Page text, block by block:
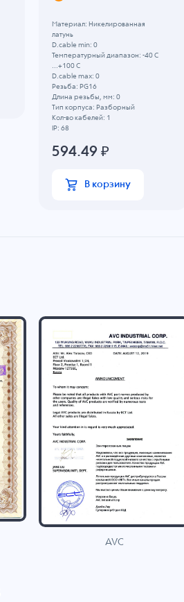
Материал: Никелированная
латунь
D.cable min: 0
Температурный диапазон: -40 C
...+100 C
D.cable max: 0
Резьба: PG16
Длина резьбы, мм: 0
Тип корпуса: Разборный
Кол-во кабелей: 1
IP: 68
594.49 ₽
В корзину
AVC